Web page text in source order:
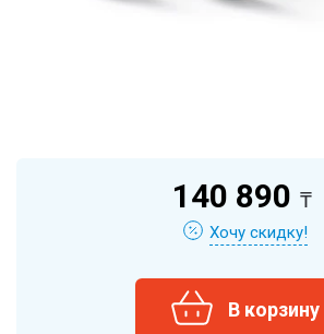
140 890 ₸
Хочу скидку!